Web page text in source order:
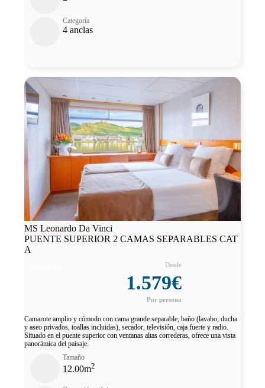
Categoría
4 anclas
MS Leonardo Da Vinci
PUENTE SUPERIOR 2 CAMAS SEPARABLES CAT
A
1.579€
Camarote amplio y cómodo con cama grande separable, baño (lavabo, ducha
y aseo privados, toallas incluidas), secador, televisión, caja fuerte y radio.
Situado en el puente superior con ventanas altas correderas, ofrece una vista
panorámica del paisaje.
Tamaño
12.00m2